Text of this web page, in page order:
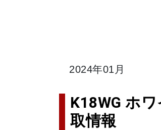
2024年01月
K18WG ホ
取情報